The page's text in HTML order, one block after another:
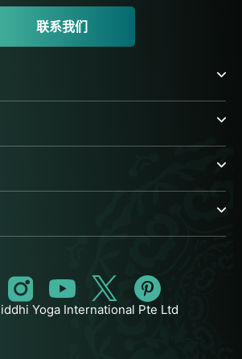
联系我们
Yoga International Pte Ltd